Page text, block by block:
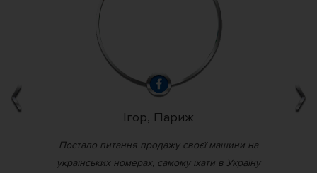
Ігор, Париж
Постало питання продажу своєї машини на
українських номерах, самому їхати в Україну